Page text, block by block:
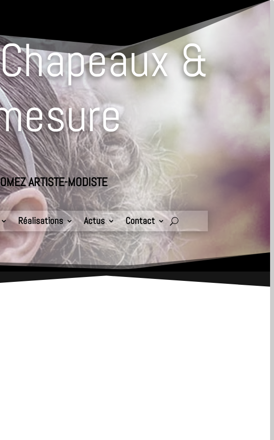
&
ARTISTE-MODISTE
Réalisations Actus Contact